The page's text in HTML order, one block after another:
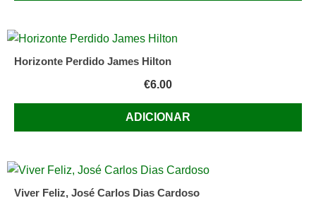
Horizonte Perdido James Hilton
€6.00
ADICIONAR
Viver Feliz, José Carlos Dias Cardoso